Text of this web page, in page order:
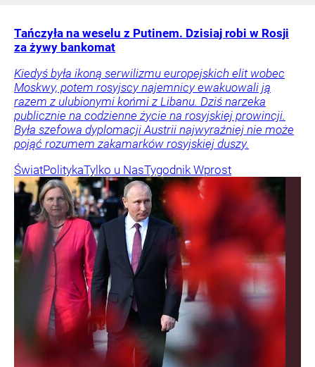
Tańczyła na weselu z Putinem. Dzisiaj robi w Rosji
za żywy bankomat
Kiedyś była ikoną serwilizmu europejskich elit wobec
Moskwy, potem rosyjscy najemnicy ewakuowali ją
razem z ulubionymi końmi z Libanu. Dziś narzeka
publicznie na codzienne życie na rosyjskiej prowincji.
Była szefowa dyplomacji Austrii najwyraźniej nie może
pojąć rozumem zakamarków rosyjskiej duszy.
ŚwiatPolitykaTylko u NasTygodnik Wprost